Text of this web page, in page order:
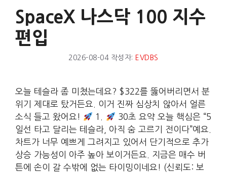
SpaceX 나스닥 100 지수
편입
2026-08-04 작성자: EVDBS
오늘 테슬라 좀 미쳤는데요? $322를 뚫어버리면서 분
위기 제대로 탔거든요. 이거 진짜 심상치 않아서 얼른
소식 들고 왔어요!
1.
30초 요약 오늘 핵심은 “5
일선 타고 달리는 테슬라, 아직 숨 고르기 전이다”예요.
차트가 너무 예쁘게 그려지고 있어서 단기적으로 추가
상승 가능성이 아주 높아 보이거든요. 지금은 매수 버
튼에 손이 갈 수밖에 없는 타이밍이네요! (신뢰도: 보